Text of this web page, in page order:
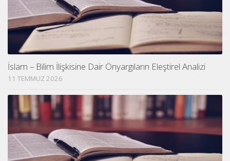
İslam – Bilim İlişkisine Dair Önyargıların Eleştirel Analizi
11 TEMMUZ 2026